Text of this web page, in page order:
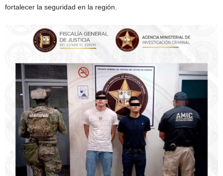
fortalecer la seguridad en la región.